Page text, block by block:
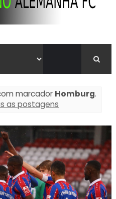
marcador Homburg.
as postagens